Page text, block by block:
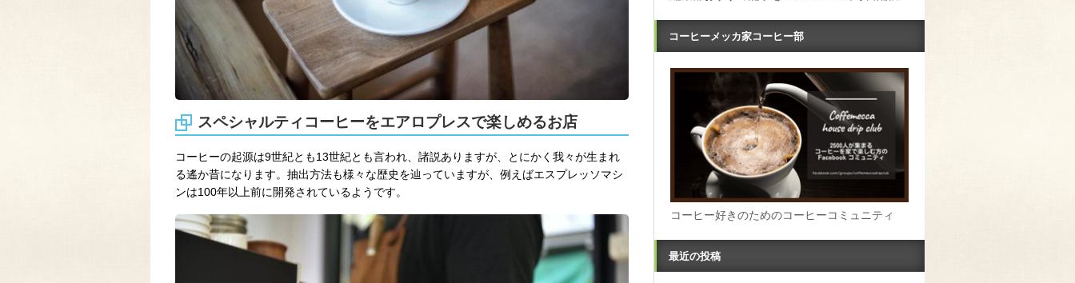
スペシャルティコーヒーをエアロプレスで楽しめるお店
コーヒーの起源は9世紀とも13世紀とも言われ、諸説ありますが、とにかく我々が生まれ
る遙か昔になります。抽出方法も様々な歴史を辿っていますが、例えばエスプレッソマシ
ンは100年以上前に開発されているようです。
コーヒーメッカ家コーヒー部
コーヒー好きのためのコーヒーコミュニティ
最近の投稿